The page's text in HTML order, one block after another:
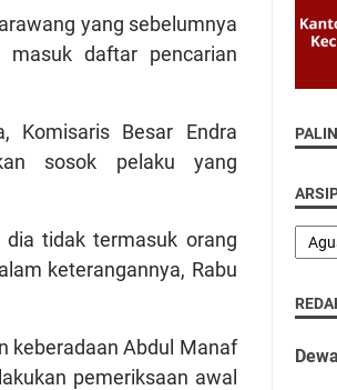
yang sebelumnya
daftar pencarian
Komisaris Besar Endra
sosok pelaku yang
tidak termasuk orang
keterangannya, Rabu
keberadaan Abdul Manaf
pemeriksaan awal